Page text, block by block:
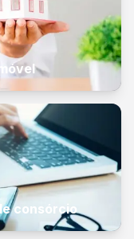
consórcio